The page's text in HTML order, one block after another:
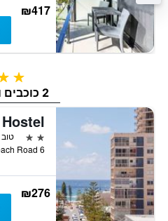
₪417
2 כוכבים
2 כוכבים ומטה
2 כוכבים
טוב 7.7
₪276